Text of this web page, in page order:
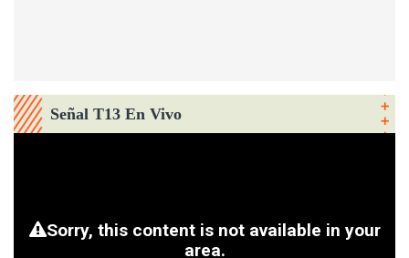
Señal T13 En Vivo